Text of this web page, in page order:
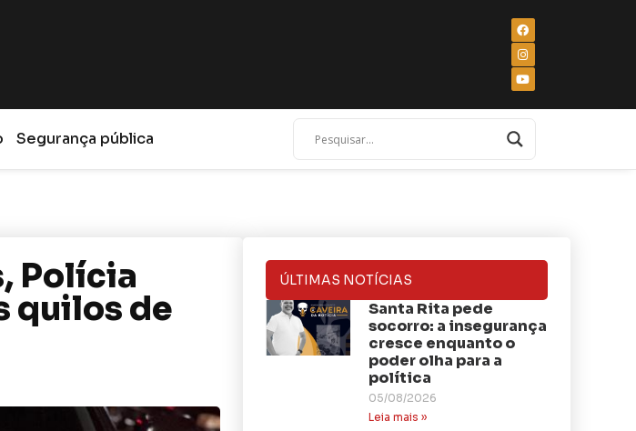
Segurança pública
Polícia
quilos de
ÚLTIMAS NOTÍCIAS
Santa Rita pede
socorro: a insegurança
cresce enquanto o
poder olha para a
política
05/08/2026
Leia mais »